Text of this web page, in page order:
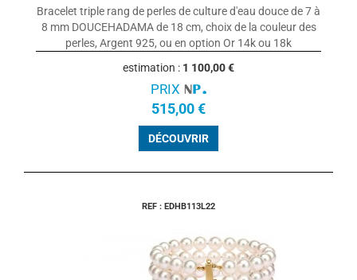
Bracelet triple rang de perles de culture d'eau douce de 7 à
8 mm DOUCEHADAMA de 18 cm, choix de la couleur des
perles, Argent 925, ou en option Or 14k ou 18k
estimation : 1 100,00 €
PRIX
515,00 €
DÉCOUVRIR
REF : EDHB113L22